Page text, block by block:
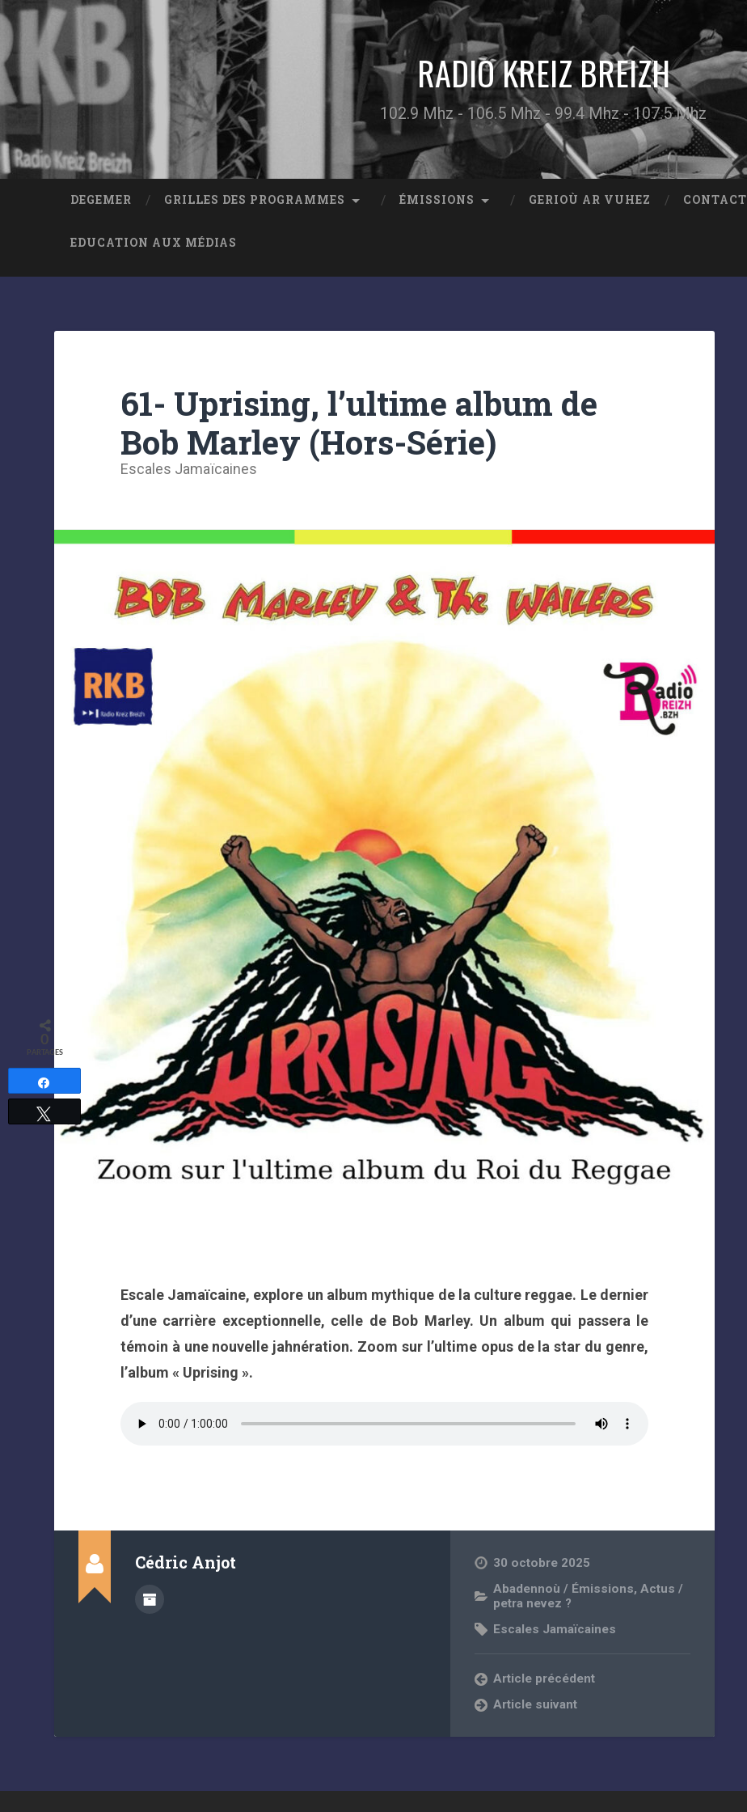
RADIO KREIZ BREIZH
102.9 Mhz - 106.5 Mhz - 99.4 Mhz - 107.5 Mhz
DEGEMER GRILLES DES PROGRAMMES ÉMISSIONS GERIOÙ AR VUHEZ CONTACT
EDUCATION AUX MÉDIAS
61- Uprising, l’ultime album de
Bob Marley (Hors-Série)
Escales Jamaïcaines
Escale Jamaïcaine, explore un album mythique de la culture reggae. Le dernier
d’une carrière exceptionnelle, celle de Bob Marley. Un album qui passera le
témoin à une nouvelle jahnération. Zoom sur l’ultime opus de la star du genre,
l’album « Uprising ».
Cédric Anjot
30 octobre 2025
Abadennoù / Émissions,Actus /
petra nevez ?
Escales Jamaïcaines
Article précédent
Article suivant
PARTAGES
Tweetez